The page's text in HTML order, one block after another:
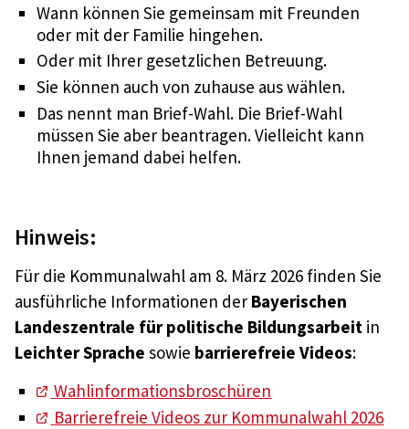
Wann können Sie gemeinsam mit Freunden
oder mit der Familie hingehen.
Oder mit Ihrer gesetzlichen Betreuung.
Sie können auch von zuhause aus wählen.
Das nennt man Brief-Wahl. Die Brief-Wahl
müssen Sie aber beantragen. Vielleicht kann
Ihnen jemand dabei helfen.
Hinweis:
Für die Kommunalwahl am 8. März 2026 finden Sie
ausführliche Informationen der Bayerischen
Landeszentrale für politische Bildungsarbeit in
Leichter Sprache sowie barrierefreie Videos:
Wahlinformationsbroschüren
Barrierefreie Videos zur Kommunalwahl 2026